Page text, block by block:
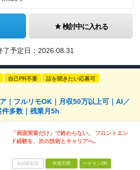
検討中に入れる
了予定日： 2026.08.31
自己PR不要 話を聞きたい応募可
｜フルリモOK｜月収50万以上可｜AI／
多数｜残業月5h
「画面実装だけ」で終わらない。 フロントエン
ド経験を、次の技術とキャリアへ。
未経験歓迎 学歴不問 ベテランOK